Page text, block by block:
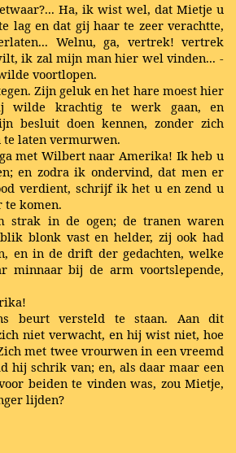
Ha, ik wist wel, dat Mietje u
lag en dat gij haar te zeer verachtte,
Welnu, ga, vertrek! vertrek
ik zal mijn man hier wel vinden... -
voortlopen.
Zijn geluk en het hare moest hier
wilde krachtig te werk gaan, en
besluit doen kennen, zonder zich
laten vermurwen.
met Wilbert naar Amerika! Ik heb u
en zodra ik ondervind, dat men er
verdient, schrijf ik het u en zend u
te komen.
strak in de ogen; de tranen waren
blonk vast en helder, zij ook had
en in de drift der gedachten, welke
minnaar bij de arm voortslepende,
beurt versteld te staan. Aan dit
niet verwacht, en hij wist niet, hoe
met twee vrourwen in een vreemd
hij schrik van; en, als daar maar een
beiden te vinden was, zou Mietje,
lijden?